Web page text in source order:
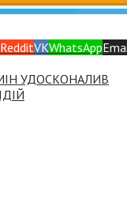
RedditVKWhatsApp
УДОСКОНАЛИВ